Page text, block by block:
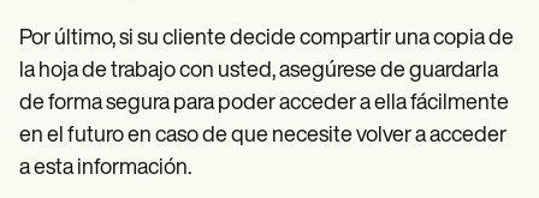
Por último, si su cliente decide compartir una copia de
la hoja de trabajo con usted, asegúrese de guardarla
de forma segura para poder acceder a ella fácilmente
en el futuro en caso de que necesite volver a acceder
a esta información.